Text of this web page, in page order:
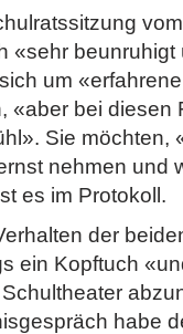
«sehr
um
«aber bei diesen
Sie möchten,
nehmen und
es im ­Protokoll.
der
ein Kopftuch
habe